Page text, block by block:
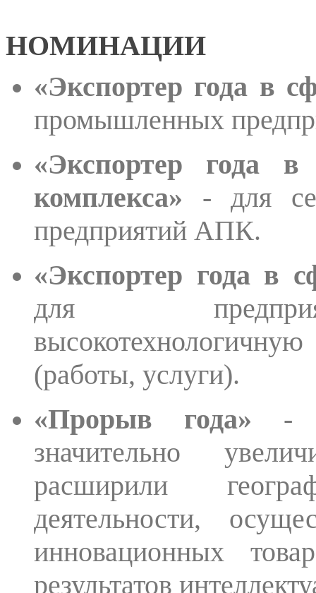
НОМИНАЦИИ
«Экспортер года в
промышленных
«Экспортер года в
комплекса» - для
предприятий АПК.
«Экспортер года в
для
(работы, услуги).
«Прорыв года» -
значительно
расширили
деятельности,
инновационных
результатов